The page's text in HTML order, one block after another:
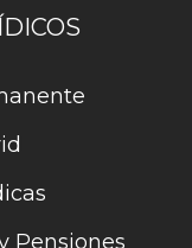
Pensiones